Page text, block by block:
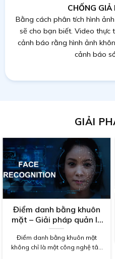
CHỐNG GIẢ
Bằng cách phân tích hình
sẽ cho bạn biết. Video
cảnh báo rằng hình ảnh
cảnh báo
GIẢI
Điểm danh bằng khuôn
mặt – Giải pháp quản lý
hiệu quả cho doanh
nghiệp, trường học
Điểm danh bằng khuôn mặt
không chỉ là một công nghệ tân